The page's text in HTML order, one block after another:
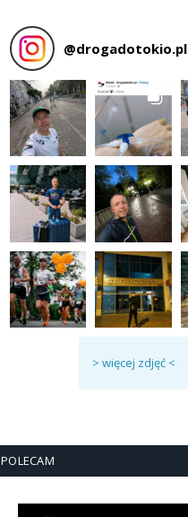
@drogadotokio.pl
> więcej zdjęć <
POLECAM